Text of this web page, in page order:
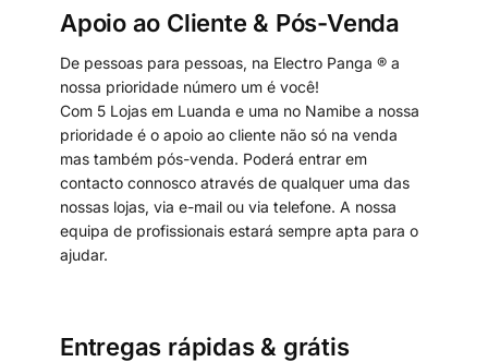
Apoio ao Cliente & Pós-Venda
De pessoas para pessoas, na Electro Panga ® a
nossa prioridade número um é você!
Com 5 Lojas em Luanda e uma no Namibe a nossa
prioridade é o apoio ao cliente não só na venda
mas também pós-venda. Poderá entrar em
contacto connosco através de qualquer uma das
nossas lojas, via e-mail ou via telefone. A nossa
equipa de profissionais estará sempre apta para o
ajudar.
Entregas rápidas & grátis